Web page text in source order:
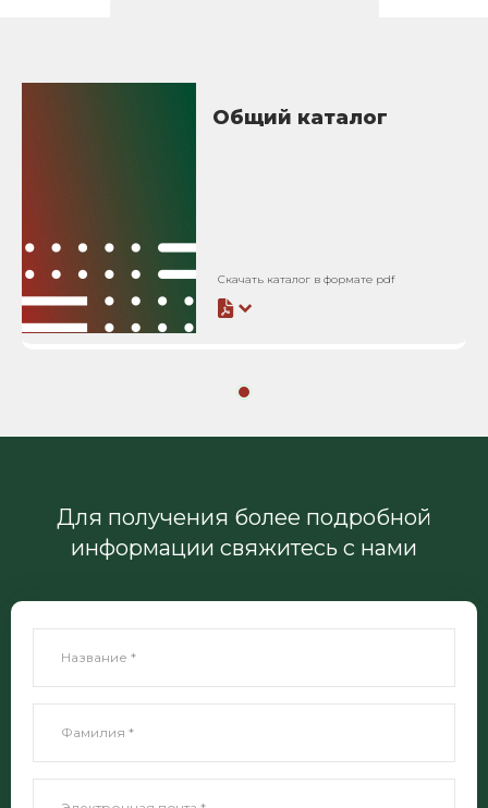
Общий каталог
Скачать каталог в формате pdf
Для получения более подробной
информации свяжитесь с нами